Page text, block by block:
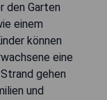
den Garten
einem
können
eine
gehen
und